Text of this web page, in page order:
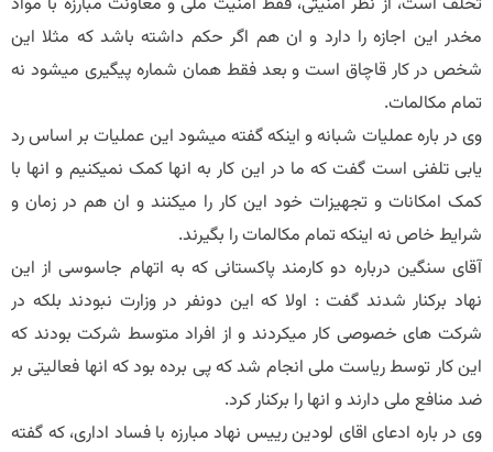
مخدر این اجازه را دارد و ان هم اگر حکم داشته باشد که مثلا این
شخص در کار قاچاق است و بعد فقط همان شماره پیگیری میشود نه
تمام مکالمات.
وی در باره عملیات شبانه و اینکه گفته میشود این عملیات بر اساس رد
یابی تلفنی است گفت که ما در این کار به انها کمک نمیکنیم و انها با
کمک امکانات و تجهیزات خود این کار را میکنند و ان هم در زمان و
شرایط خاص نه اینکه تمام مکالمات را بگیرند.
آقای سنگین درباره دو کارمند پاکستانی که به اتهام جاسوسی از این
نهاد برکنار شدند گفت : اولا که این دونفر در وزارت نبودند بلکه در
شرکت های خصوصی کار میکردند و از افراد متوسط شرکت بودند که
این کار توسط ریاست ملی انجام شد که پی برده بود که انها فعالیتی بر
ضد منافع ملی دارند و انها را برکنار کرد.
وی در باره ادعای اقای لودین رییس نهاد مبارزه با فساد اداری، که گفته